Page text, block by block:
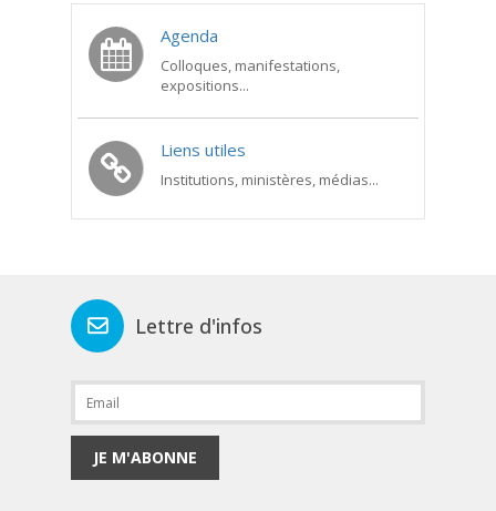
Agenda
Colloques, manifestations,
expositions...
Liens utiles
Institutions, ministères, médias...
Lettre d'infos
JE M'ABONNE